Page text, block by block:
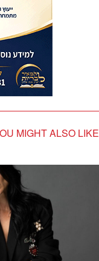
MIGHT ALSO LIKE